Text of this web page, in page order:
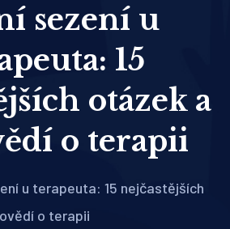
sezení u
15
otázek a
o terapii
u terapeuta: 15 nejčastějších
o terapii